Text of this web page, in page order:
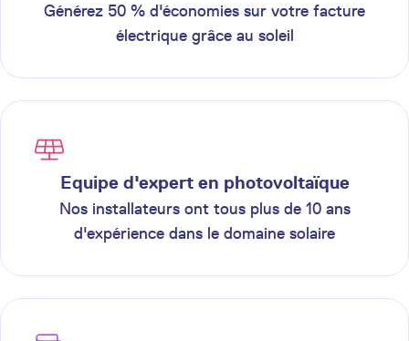
Générez 50 % d'économies sur votre facture
électrique grâce au soleil
Equipe d'expert en photovoltaïque
Nos installateurs ont tous plus de 10 ans
d'expérience dans le domaine solaire